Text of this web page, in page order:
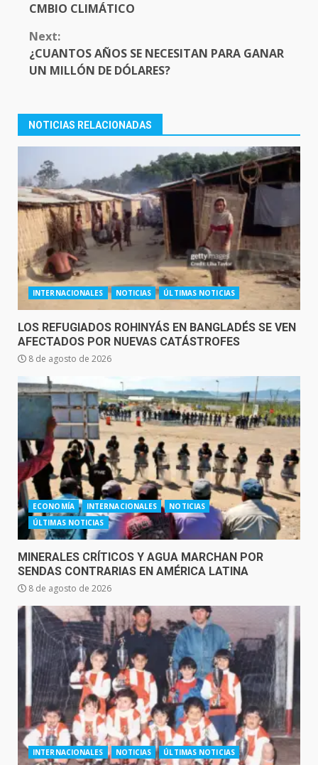
CMBIO CLIMÁTICO
Next:
¿CUANTOS AÑOS SE NECESITAN PARA GANAR
UN MILLÓN DE DÓLARES?
NOTICIAS RELACIONADAS
INTERNACIONALES NOTICIAS ÚLTIMAS NOTICIAS
LOS REFUGIADOS ROHINYÁS EN BANGLADÉS SE VEN
AFECTADOS POR NUEVAS CATÁSTROFES
8 de agosto de 2026
ECONOMÍA INTERNACIONALES
NOTICIAS
ÚLTIMAS NOTICIAS
MINERALES CRÍTICOS Y AGUA MARCHAN POR
SENDAS CONTRARIAS EN AMÉRICA LATINA
8 de agosto de 2026
INTERNACIONALES NOTICIAS ÚLTIMAS NOTICIAS